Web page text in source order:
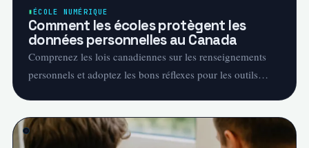
ÉCOLE NUMÉRIQUE
Comment les écoles protègent les
données personnelles au Canada
Comprenez les lois canadiennes sur les renseignements
personnels et adoptez les bons réflexes pour les outils